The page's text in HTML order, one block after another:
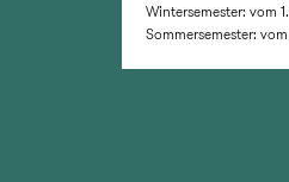
Wintersemester: vom
Sommersemester: